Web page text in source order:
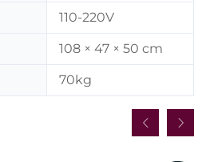
110-220V
108 × 47 × 50 cm
70kg